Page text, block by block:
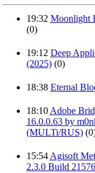
19:32 Moonlight
(0)
19:12 Deep
(2025) (0)
18:38 Eternal
18:10 Adobe
16.0.0.63 by
(MULTi/RUS)
15:54 Agisoft
2.3.0 Build